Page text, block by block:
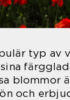
typ av
blommor
och